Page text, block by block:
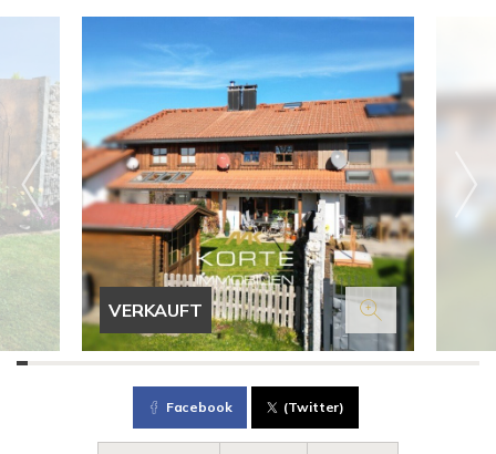
VERKAUFT
Facebook (Twitter)